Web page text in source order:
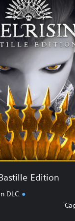
Edition
DLC